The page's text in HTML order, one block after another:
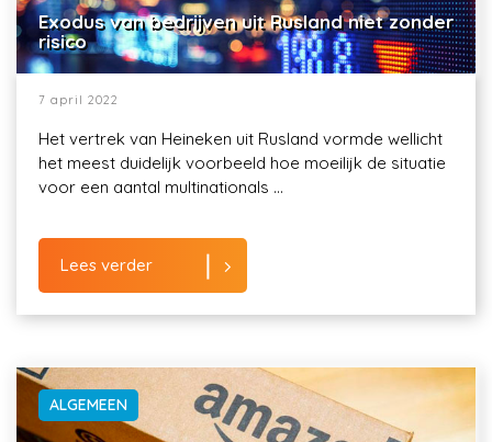
Exodus van bedrijven uit Rusland niet zonder
risico
7 april 2022
Het vertrek van Heineken uit Rusland vormde wellicht
het meest duidelijk voorbeeld hoe moeilijk de situatie
voor een aantal multinationals ...
Lees verder
ALGEMEEN